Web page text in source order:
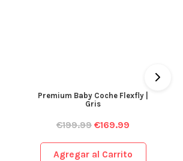
Premium Baby Coche Flexfly |
Gris
€199.99 €169.99
Agregar al Carrito